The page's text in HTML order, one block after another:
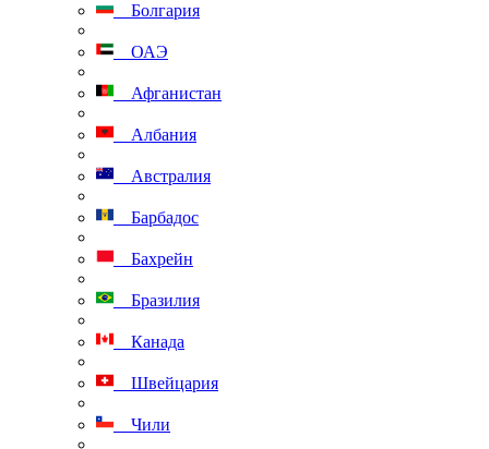
Болгария
ОАЭ
Афганистан
Албания
Австралия
Барбадос
Бахрейн
Бразилия
Канада
Швейцария
Чили